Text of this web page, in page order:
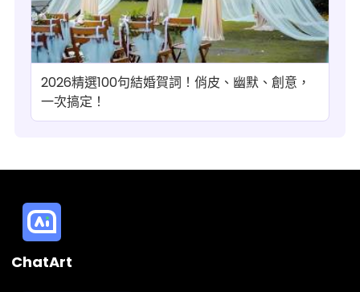
2026精選100句結婚賀詞！俏皮、幽默、創意，
一次搞定！
ChatArt